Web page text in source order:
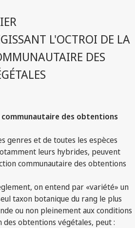
L'OCTROI DE LA
DES
des obtentions
genres et de toutes les espèces
leurs hybrides, peuvent
communautaire des obtentions
on entend par «variété» un
taxon botanique du rang le plus
ou non pleinement aux conditions
obtentions végétales, peut :